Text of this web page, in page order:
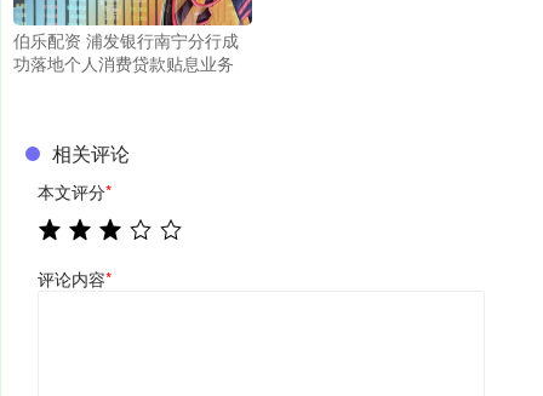
伯乐配资 浦发银行南宁分行成
功落地个人消费贷款贴息业务
相关评论
本文评分*
评论内容*